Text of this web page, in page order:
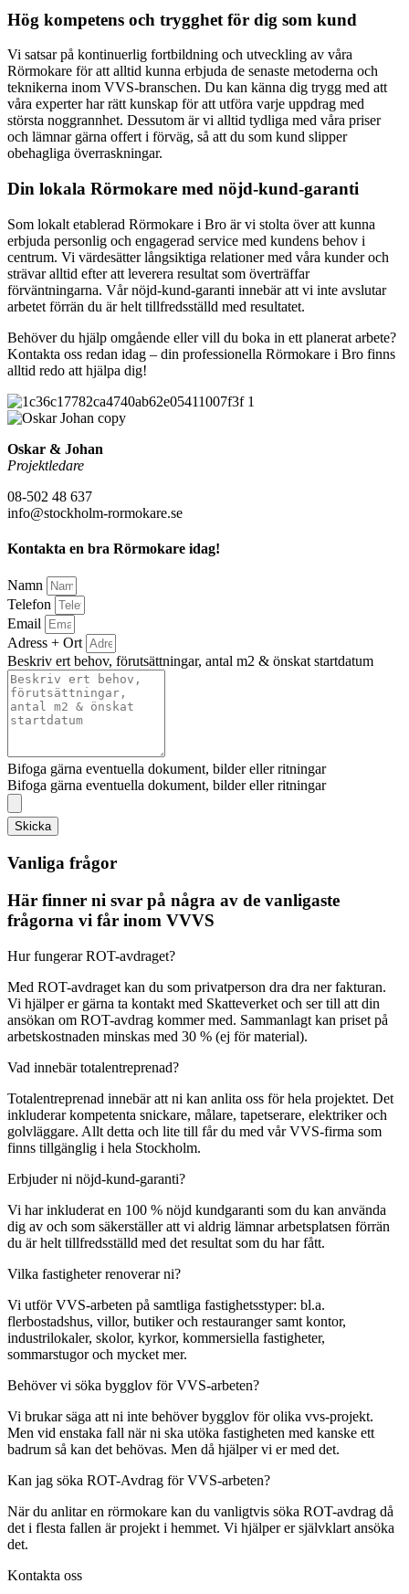
Hög kompetens och trygghet för dig som kund
Vi satsar på kontinuerlig fortbildning och utveckling av våra
Rörmokare för att alltid kunna erbjuda de senaste metoderna och
teknikerna inom VVS-branschen. Du kan känna dig trygg med att
våra experter har rätt kunskap för att utföra varje uppdrag med
största noggrannhet. Dessutom är vi alltid tydliga med våra priser
och lämnar gärna offert i förväg, så att du som kund slipper
obehagliga överraskningar.
Din lokala Rörmokare med nöjd-kund-garanti
Som lokalt etablerad Rörmokare i Bro är vi stolta över att kunna
erbjuda personlig och engagerad service med kundens behov i
centrum. Vi värdesätter långsiktiga relationer med våra kunder och
strävar alltid efter att leverera resultat som överträffar
förväntningarna. Vår nöjd-kund-garanti innebär att vi inte avslutar
arbetet förrän du är helt tillfredsställd med resultatet.
Behöver du hjälp omgående eller vill du boka in ett planerat arbete?
Kontakta oss redan idag – din professionella Rörmokare i Bro finns
alltid redo att hjälpa dig!
Oskar & Johan
Projektledare
08-502 48 637
info@stockholm-rormokare.se
Kontakta en bra Rörmokare idag!
Namn
Telefon
Email
Adress + Ort
Beskriv ert behov, förutsättningar, antal m2 & önskat startdatum
Bifoga gärna eventuella dokument, bilder eller ritningar
Bifoga gärna eventuella dokument, bilder eller ritningar
Skicka
Vanliga frågor
Här finner ni svar på några av de vanligaste
frågorna vi får inom VVVS
Hur fungerar ROT-avdraget?
Med ROT-avdraget kan du som privatperson dra dra ner fakturan.
Vi hjälper er gärna ta kontakt med Skatteverket och ser till att din
ansökan om ROT-avdrag kommer med. Sammanlagt kan priset på
arbetskostnaden minskas med 30 % (ej för material).
Vad innebär totalentreprenad?
Totalentreprenad innebär att ni kan anlita oss för hela projektet. Det
inkluderar kompetenta snickare, målare, tapetserare, elektriker och
golvläggare. Allt detta och lite till får du med vår VVS-firma som
finns tillgänglig i hela Stockholm.
Erbjuder ni nöjd-kund-garanti?
Vi har inkluderat en 100 % nöjd kundgaranti som du kan använda
dig av och som säkerställer att vi aldrig lämnar arbetsplatsen förrän
du är helt tillfredsställd med det resultat som du har fått.
Vilka fastigheter renoverar ni?
Vi utför VVS-arbeten på samtliga fastighetsstyper: bl.a.
flerbostadshus, villor, butiker och restauranger samt kontor,
industrilokaler, skolor, kyrkor, kommersiella fastigheter,
sommarstugor och mycket mer.
Behöver vi söka bygglov för VVS-arbeten?
Vi brukar säga att ni inte behöver bygglov för olika vvs-projekt.
Men vid enstaka fall när ni ska utöka fastigheten med kanske ett
badrum så kan det behövas. Men då hjälper vi er med det.
Kan jag söka ROT-Avdrag för VVS-arbeten?
När du anlitar en rörmokare kan du vanligtvis söka ROT-avdrag då
det i flesta fallen är projekt i hemmet. Vi hjälper er självklart ansöka
det.
Kontakta oss